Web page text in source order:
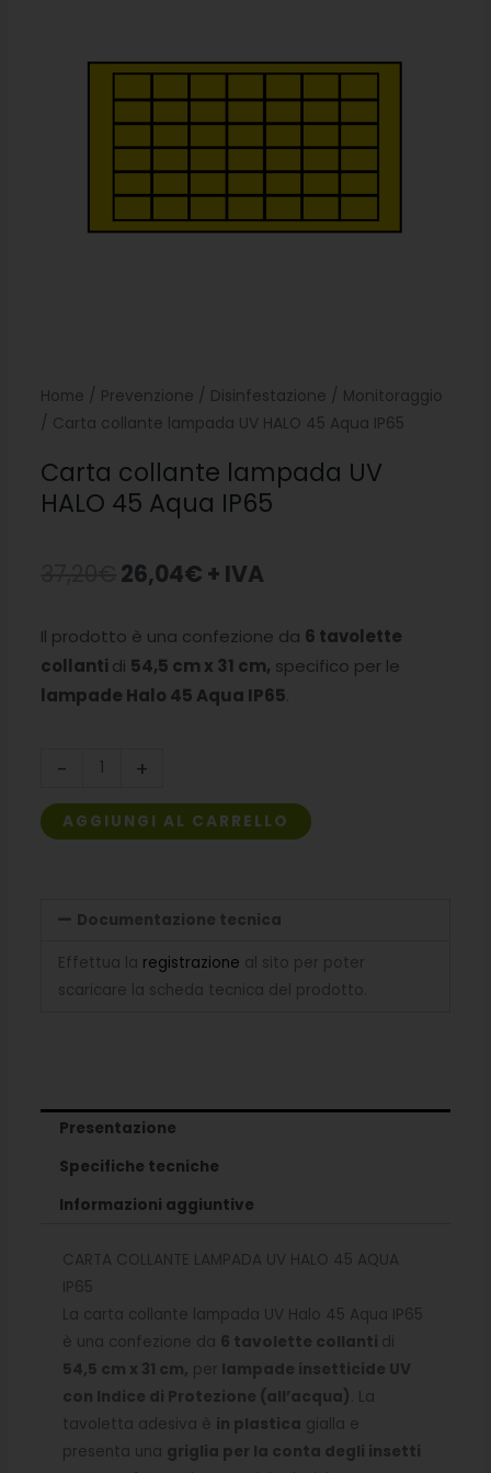
Home / Prevenzione / Disinfestazione / Monitoraggio
/ Carta collante lampada UV HALO 45 Aqua IP65
Carta collante lampada UV
HALO 45 Aqua IP65
Il
originale
era:
26,04€ Il
attuale
è:
+ IVA
Il prodotto è una confezione da 6 tavolette
collanti di 54,5 cm x 31 cm, specifico per le
lampade Halo 45 Aqua IP65.
-
lampada
UV
Aqua
IP65
+
AGGIUNGI AL CARRELLO
Documentazione tecnica
Effettua la registrazione al sito per poter
scaricare la scheda tecnica del prodotto.
Presentazione
Specifiche tecniche
Informazioni aggiuntive
CARTA COLLANTE LAMPADA UV HALO 45 AQUA
IP65
La carta collante lampada UV Halo 45 Aqua IP65
è una confezione da 6 tavolette collanti di
54,5 cm x 31 cm, per lampade insetticide UV
con Indice di Protezione (all’acqua) . La
tavoletta adesiva è in plastica gialla e
presenta una griglia per la conta degli insetti